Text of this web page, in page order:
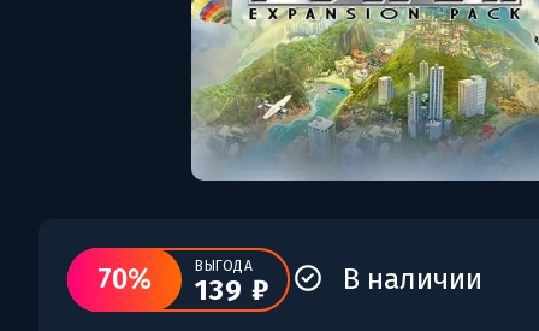
70% ВЫГОДА
139 ₽ В наличии